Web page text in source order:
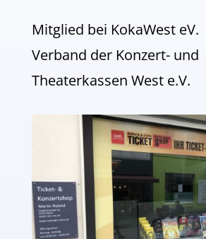
Mitglied bei KokaWest eV.
Verband der Konzert- und
Theaterkassen West e.V.